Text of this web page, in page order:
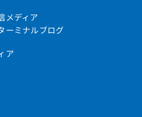
メディア
ーミナルブログ
ア